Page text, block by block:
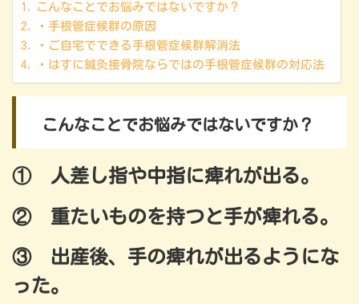
こんなことでお悩みではないですか？
・手根管症候群の原因
・ご自宅でできる手根管症候群解消法
・はすに鍼灸接骨院ならではの手根管症候群の対応法
こんなことでお悩みではないですか？
① 人差し指や中指に痺れが出る。
② 重たいものを持つと手が痺れる。
③ 出産後、手の痺れが出るようにな
った。